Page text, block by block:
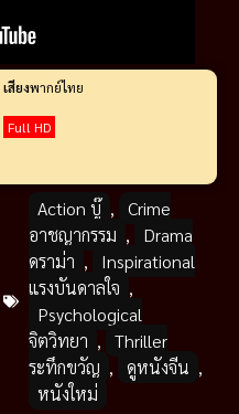
เสียงพากย์ไทย
Full HD
Action บู๊ ,
Crime
อาชญากรรม ,
Drama
ดราม่า ,
Inspirational
แรงบันดาลใจ ,
Psychological
จิตวิทยา ,
Thriller
ระทึกขวัญ , ดูหนังจีน ,
หนังใหม่